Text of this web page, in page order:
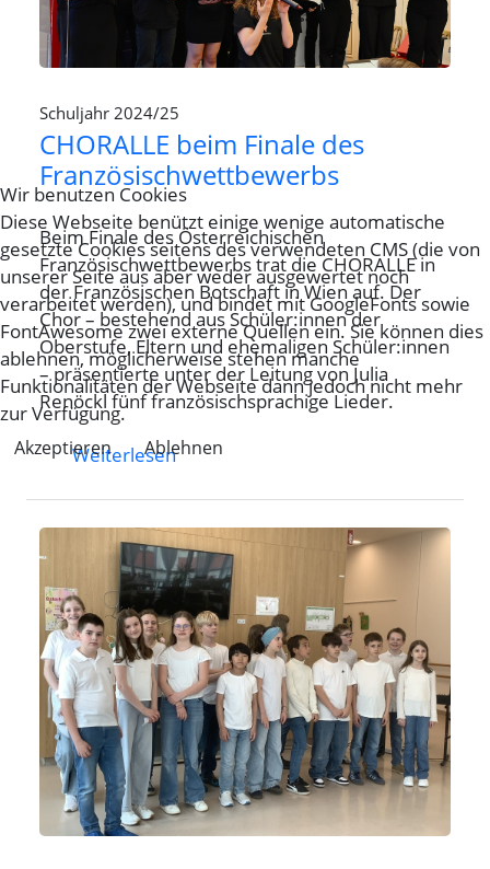
Schuljahr 2024/25
CHORALLE beim Finale des
Französischwettbewerbs
Beim Finale des Österreichischen
Französischwettbewerbs trat die CHORALLE in
der Französischen Botschaft in Wien auf. Der
Chor – bestehend aus Schüler:innen der
Oberstufe, Eltern und ehemaligen Schüler:innen
– präsentierte unter der Leitung von Julia
Renöckl fünf französischsprachige Lieder.
Weiterlesen
Wir benutzen Cookies
Diese Webseite benützt einige wenige automatische
gesetzte Cookies seitens des verwendeten CMS (die von
unserer Seite aus aber weder ausgewertet noch
verarbeitet werden), und bindet mit GoogleFonts sowie
FontAwesome zwei externe Quellen ein. Sie können dies
ablehnen, möglicherweise stehen manche
Funktionalitäten der Webseite dann jedoch nicht mehr
zur Verfügung.
Akzeptieren Ablehnen